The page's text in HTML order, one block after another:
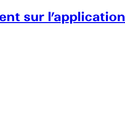
sur l’application